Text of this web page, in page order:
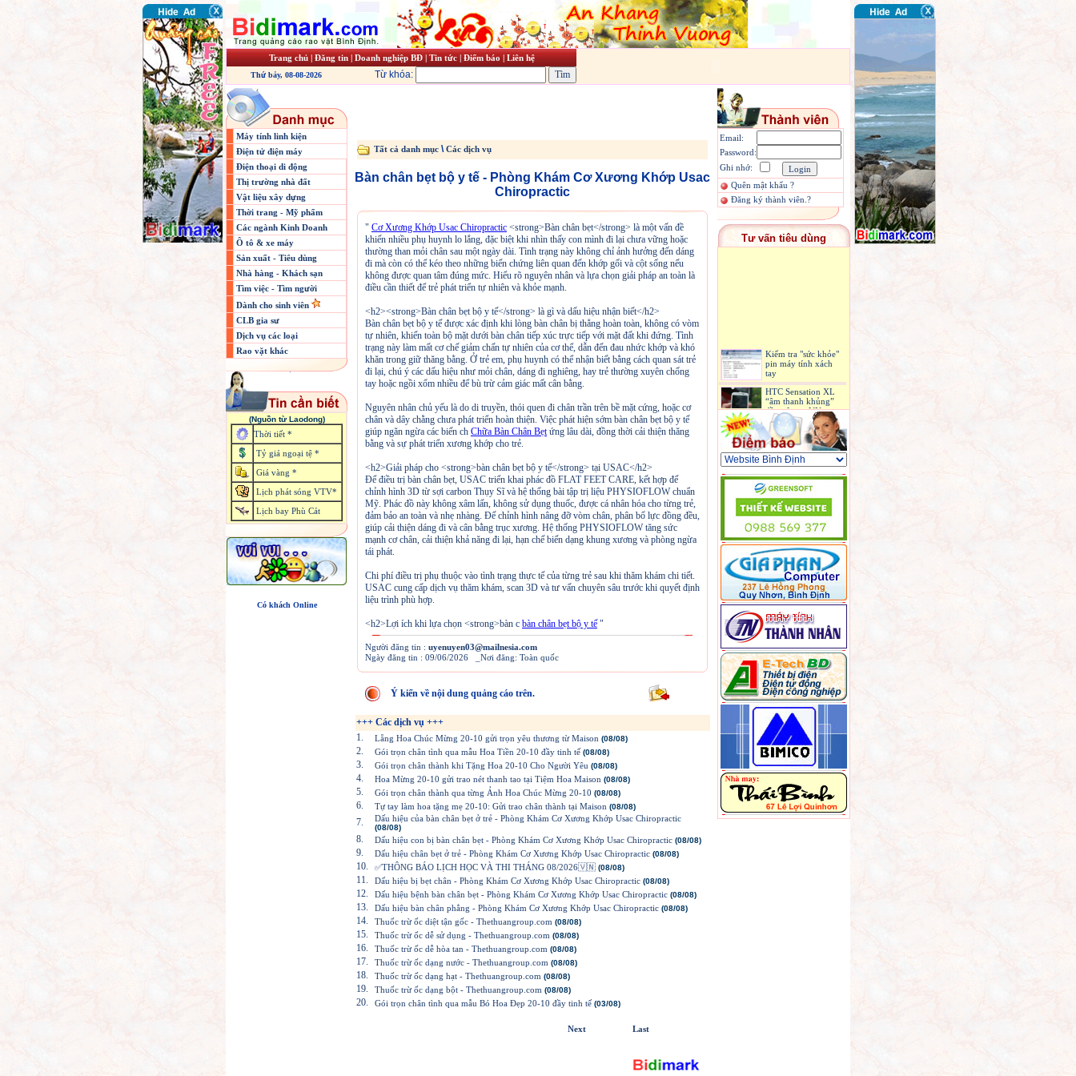
Trang chủ|Đăng tin|Doanh nghiệp BĐ|Tin tức|Điểm báo |Liên hệ
Thứ bảy, 08-08-2026 Từ khóa:
Máy tính linh kiện
Điện tử điện máy
Điện thoại di động
Thị trường nhà đất
Vật liệu xây dựng
Thời trang - Mỹ phẩm
Các ngành Kinh Doanh
Ô tô & xe máy
Sản xuất - Tiêu dùng
Nhà hàng - Khách sạn
Tìm việc - Tìm người
Dành cho sinh viên
CLB gia sư
Dịch vụ các loại
Rao vặt khác
(Nguồn từ Laodong)
Thời tiết *
Tỷ giá ngoại tệ *
Giá vàng *
Lịch phát sóng VTV*
Lịch bay Phù Cát
Có khách Online
Tất cả danh mục \Các dịch vụ
Bàn chân bẹt bộ y tế - Phòng Khám Cơ Xương Khớp Usac
Chiropractic
" Cơ Xương Khớp Usac Chiropractic <strong>Bàn chân bẹt</strong> là một vấn đề
khiến nhiều phụ huynh lo lắng, đặc biệt khi nhìn thấy con mình đi lại chưa vững hoặc
thường than mỏi chân sau một ngày dài. Tình trạng này không chỉ ảnh hưởng đến dáng
đi mà còn có thể kéo theo những biến chứng liên quan đến khớp gối và cột sống nếu
không được quan tâm đúng mức. Hiểu rõ nguyên nhân và lựa chọn giải pháp an toàn là
điều cần thiết để trẻ phát triển tự nhiên và khỏe mạnh.
<h2><strong>Bàn chân bẹt bộ y tế</strong> là gì và dấu hiệu nhận biết</h2>
Bàn chân bẹt bộ y tế được xác định khi lòng bàn chân bị thẳng hoàn toàn, không có vòm
tự nhiên, khiến toàn bộ mặt dưới bàn chân tiếp xúc trực tiếp với mặt đất khi đứng. Tình
trạng này làm mất cơ chế giảm chấn tự nhiên của cơ thể, dẫn đến đau nhức khớp và khó
khăn trong giữ thăng bằng. Ở trẻ em, phụ huynh có thể nhận biết bằng cách quan sát trẻ
đi lại, chú ý các dấu hiệu như mỏi chân, dáng đi nghiêng, hay trẻ thường xuyên chống
tay hoặc ngồi xổm nhiều để bù trừ cảm giác mất cân bằng.
Nguyên nhân chủ yếu là do di truyền, thói quen đi chân trần trên bề mặt cứng, hoặc cơ
chân và dây chằng chưa phát triển hoàn thiện. Việc phát hiện sớm bàn chân bẹt bộ y tế
giúp ngăn ngừa các biến ch Chữa Bàn Chân Bẹtứng lâu dài, đồng thời cải thiện thăng
bằng và sự phát triển xương khớp cho trẻ.
<h2>Giải pháp cho <strong>bàn chân bẹt bộ y tế</strong> tại USAC</h2>
Để điều trị bàn chân bẹt, USAC triển khai phác đồ FLAT FEET CARE, kết hợp đế
chỉnh hình 3D từ sợi carbon Thụy Sĩ và hệ thống bài tập trị liệu PHYSIOFLOW chuẩn
Mỹ. Phác đồ này không xâm lấn, không sử dụng thuốc, được cá nhân hóa cho từng trẻ,
đảm bảo an toàn và nhẹ nhàng. Đế chỉnh hình nâng đỡ vòm chân, phân bổ lực đồng đều,
giúp cải thiện dáng đi và cân bằng trục xương. Hệ thống PHYSIOFLOW tăng sức
mạnh cơ chân, cải thiện khả năng đi lại, hạn chế biến dạng khung xương và phòng ngừa
tái phát.
Chi phí điều trị phụ thuộc vào tình trạng thực tế của từng trẻ sau khi thăm khám chi tiết.
USAC cung cấp dịch vụ thăm khám, scan 3D và tư vấn chuyên sâu trước khi quyết định
liệu trình phù hợp.
<h2>Lợi ích khi lựa chọn <strong>bàn c bàn chân bẹt bộ y tế "
Người đăng tin : uyenuyen03@mailnesia.com
Ngày đăng tin : 09/06/2026 _Nơi đăng: Toàn quốc
Ý kiến về nội dung quảng cáo trên.
+++ Các dịch vụ +++
1.
Lẵng Hoa Chúc Mừng 20-10 gửi trọn yêu thương từ Maison (08/08)
2. Gói trọn chân tình qua mẫu Hoa Tiền 20-10 đầy tinh tế (08/08)
3. Gói trọn chân thành khi Tặng Hoa 20-10 Cho Người Yêu (08/08)
4. Hoa Mừng 20-10 gửi trao nét thanh tao tại Tiệm Hoa Maison (08/08)
5. Gói trọn chân thành qua từng Ảnh Hoa Chúc Mừng 20-10 (08/08)
6. Tự tay làm hoa tặng mẹ 20-10: Gửi trao chân thành tại Maison (08/08)
7. Dấu hiệu của bàn chân bẹt ở trẻ - Phòng Khám Cơ Xương Khớp Usac Chiropractic
(08/08)
8. Dấu hiệu con bị bàn chân bẹt - Phòng Khám Cơ Xương Khớp Usac Chiropractic (08/08)
9. Dấu hiệu chân bẹt ở trẻ - Phòng Khám Cơ Xương Khớp Usac Chiropractic (08/08)
10. ✅THÔNG BÁO LỊCH HỌC VÀ THI THÁNG 08/2026🇻🇳 (08/08)
11. Dấu hiệu bị bẹt chân - Phòng Khám Cơ Xương Khớp Usac Chiropractic (08/08)
12. Dấu hiệu bệnh bàn chân bẹt - Phòng Khám Cơ Xương Khớp Usac Chiropractic (08/08)
13. Dấu hiệu bàn chân phẳng - Phòng Khám Cơ Xương Khớp Usac Chiropractic (08/08)
14. Thuốc trừ ốc diệt tận gốc - Thethuangroup.com (08/08)
15. Thuốc trừ ốc dễ sử dụng - Thethuangroup.com (08/08)
16. Thuốc trừ ốc dễ hòa tan - Thethuangroup.com (08/08)
17. Thuốc trừ ốc dạng nước - Thethuangroup.com (08/08)
18. Thuốc trừ ốc dạng hạt - Thethuangroup.com (08/08)
19. Thuốc trừ ốc dạng bột - Thethuangroup.com (08/08)
20. Gói trọn chân tình qua mẫu Bó Hoa Đẹp 20-10 đầy tinh tế (03/08)
Next Last
Email:
Password:
Ghi nhớ:
Quên mật khẩu ?
Đăng ký thành viên.?
Tư vấn tiêu dùng
Kiểm tra "sức khỏe"
pin máy tính xách
tay
HTC Sensation XL
“âm thanh khủng”
đầu tiên tại VN
Máy ảnh không cần
lấy nét đầu tiên ra
mắt, giá 399 USD
iPhone 4S bản quốc
tế có mặt ở Sài Gòn
6 laptop hấp dẫn
được bán ở Việt Nam
trong tháng 9
3 phiên bản Galaxy
S II 'tổng tấn công'
iPhone 5 ở Mỹ
Sony sản xuất màn
hình OLED giá rẻ
hơn 3 lần
Camera du lịch chụp
ảnh ngay cả khi
đang quay video
Mối đe dọa lớn của
Intel đến từ ARM
Netbook sạc bằng
năng lượng mặt trời
giá 8 triệu đồng